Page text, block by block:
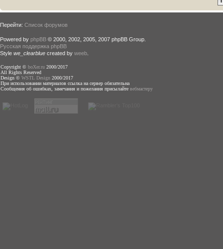
Перейти: Список форумов
Powered by phpBB © 2000, 2002, 2005, 2007 phpBB Group.
Русская поддержка phpBB
Style we_clearblue created by weeb
Copyright © boXer.ru 2000/2017
All Rights Reserved
Design © WSTL Design 2000/2017
При использовании материалов ссылка на сервер обязательна
Сообщения об ошибках, замечания и пожелания присылайте вебмастеру